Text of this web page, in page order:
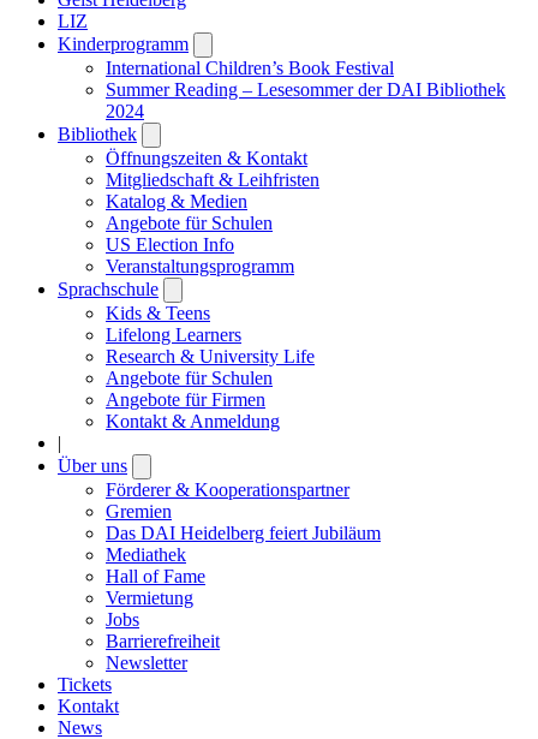
LIZ
Kinderprogramm
submenu
International Children’s Book Festival
Summer Reading – Lesesommer der DAI Bibliothek
2024
Bibliothek
submenu
Öffnungszeiten & Kontakt
Mitgliedschaft & Leihfristen
Katalog & Medien
Angebote für Schulen
US Election Info
Veranstaltungsprogramm
Sprachschule
submenu
Kids & Teens
Lifelong Learners
Research & University Life
Angebote für Schulen
Angebote für Firmen
Kontakt & Anmeldung
|
Über uns
submenu
Förderer & Kooperationspartner
Gremien
Das DAI Heidelberg feiert Jubiläum
Mediathek
Hall of Fame
Vermietung
Jobs
Barrierefreiheit
Newsletter
Tickets
Kontakt
News